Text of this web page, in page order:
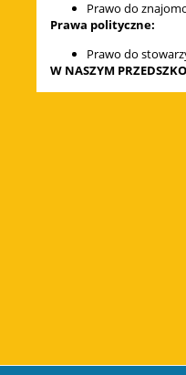
Prawo do
Prawa polityczne:
Prawo do
W NASZYM